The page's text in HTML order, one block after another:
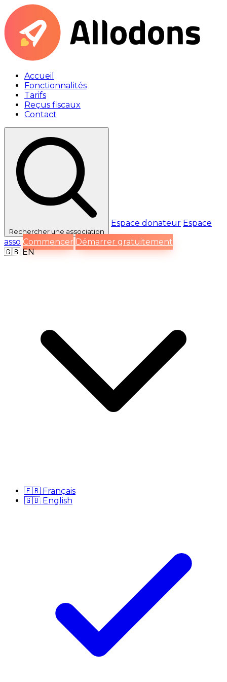
Accueil
Fonctionnalités
Tarifs
Reçus fiscaux
Contact
Rechercherune association
Espace donateur Espace
asso Commencer Démarrer gratuitement
🇬🇧 EN
🇫🇷 Français
🇬🇧 English